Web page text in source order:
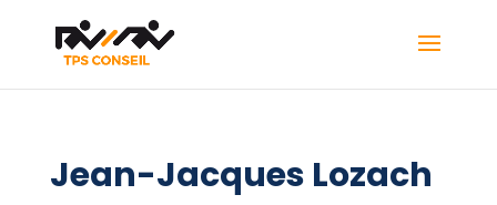
Jean-Jacques Lozach